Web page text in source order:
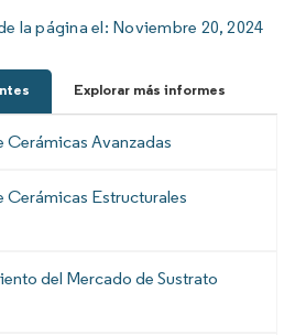
la página el: Noviembre 20, 2024
Explorar más informes
Cerámicas Avanzadas
Cerámicas Estructurales
del Mercado de Sustrato